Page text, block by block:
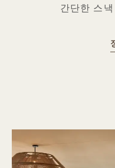
간단한 스